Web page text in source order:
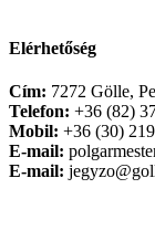
Elérhetőség
Cím: 7272 Gölle,
Telefon: +36 (82)
Mobil: +36 (30)
E-mail:
E-mail: